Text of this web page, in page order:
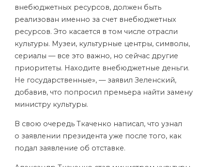
внебюджетных ресурсов, должен быть
реализован именно за счет внебюджетных
ресурсов. Это касается в том числе отрасли
культуры. Музеи, культурные центры, символы,
сериалы — все это важно, но сейчас другие
приоритеты. Находите внебюджетные деньги.
Не государственные», — заявил Зеленский,
добавив, что попросил премьера найти замену
министру культуры.
В свою очередь Ткаченко написал, что узнал
о заявлении президента уже после того, как
подал заявление об отставке.